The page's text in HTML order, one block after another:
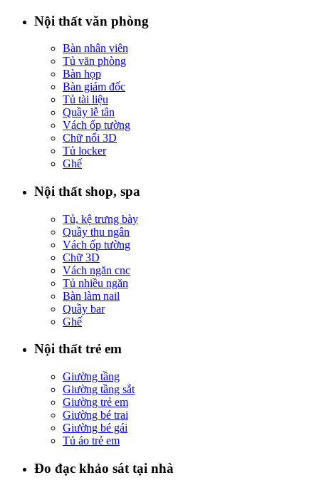
Nội thất văn phòng
Bàn nhân viên
Tủ văn phòng
Bàn họp
Bàn giám đốc
Tủ tài liệu
Quầy lễ tân
Vách ốp tường
Chữ nổi 3D
Tủ locker
Ghế
Nội thất shop, spa
Tủ, kệ trưng bày
Quầy thu ngân
Vách ốp tường
Chữ 3D
Vách ngăn cnc
Tủ nhiều ngăn
Bàn làm nail
Quầy bar
Ghế
Nội thất trẻ em
Giường tầng
Giường tầng sắt
Giường trẻ em
Giường bé trai
Giường bé gái
Tủ áo trẻ em
Đo đạc khảo sát tại nhà